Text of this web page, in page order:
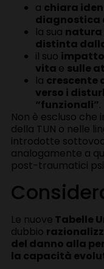
a chiara
diagnostica
la sua natura
distinta
il suo
vita e sulle
la crescente
verso i
“funzionali”.
Non è escluso che
della TUN o nelle
introdotte
analogamente a
post-traumatici
Le nuove Tabelle
dubbio
del danno alla
la capacità